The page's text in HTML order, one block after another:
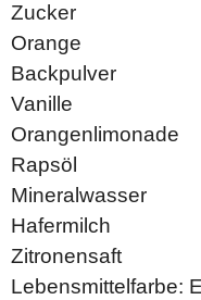
Zucker
Orange
Backpulver
Vanille
Orangenlimonade
Rapsöl
Mineralwasser
Hafermilch
Zitronensaft
Lebensmittelfarbe: